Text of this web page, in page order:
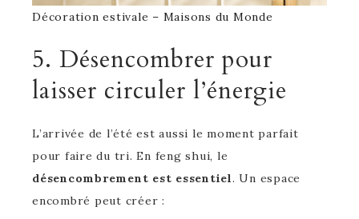
Décoration estivale – Maisons du Monde
5. Désencombrer pour
laisser circuler l’énergie
L’arrivée de l’été est aussi le moment parfait
pour faire du tri. En feng shui, le
désencombrement est essentiel. Un espace
encombré peut créer :